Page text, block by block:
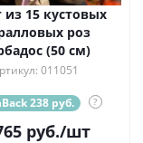
из 15 кустовых
роз
(50 см)
011051
238 руб. ?
руб./шт